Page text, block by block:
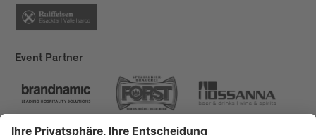
Event Partner